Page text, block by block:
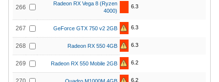
266
Radeon RX Vega 8 (Ryzen
4000)
6.3
267 GeForce GTX 750 v2 2GB 6.3
268 Radeon RX 550 4GB 6.3
269 Radeon RX 550 Mobile 2GB 6.2
6.2